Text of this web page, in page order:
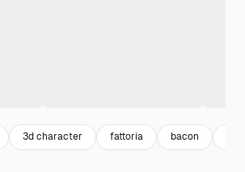
3d character fattoria bacon